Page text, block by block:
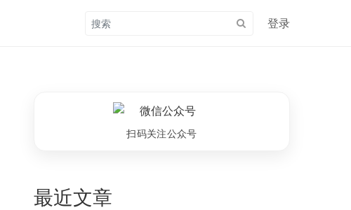
登录
扫码关注公众号
最近文章